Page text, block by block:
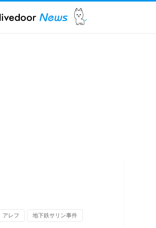
アレフ 地下鉄サリン事件